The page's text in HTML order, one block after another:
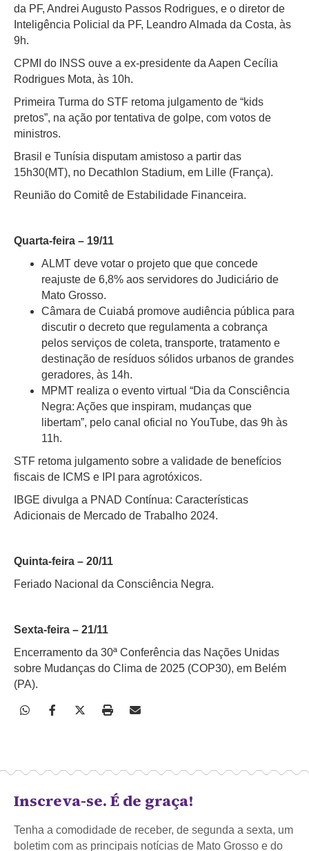
da PF, Andrei Augusto Passos Rodrigues, e o diretor de
Inteligência Policial da PF, Leandro Almada da Costa, às
9h.
CPMI do INSS ouve a ex-presidente da Aapen Cecília
Rodrigues Mota, às 10h.
Primeira Turma do STF retoma julgamento de “kids
pretos”, na ação por tentativa de golpe, com votos de
ministros.
Brasil e Tunísia disputam amistoso a partir das
15h30(MT), no Decathlon Stadium, em Lille (França).
Reunião do Comitê de Estabilidade Financeira.
Quarta-feira – 19/11
ALMT deve votar o projeto que que concede
reajuste de 6,8% aos servidores do Judiciário de
Mato Grosso.
Câmara de Cuiabá promove audiência pública para
discutir o decreto que regulamenta a cobrança
pelos serviços de coleta, transporte, tratamento e
destinação de resíduos sólidos urbanos de grandes
geradores, às 14h.
MPMT realiza o evento virtual “Dia da Consciência
Negra: Ações que inspiram, mudanças que
libertam”, pelo canal oficial no YouTube, das 9h às
11h.
STF retoma julgamento sobre a validade de benefícios
fiscais de ICMS e IPI para agrotóxicos.
IBGE divulga a PNAD Contínua: Características
Adicionais de Mercado de Trabalho 2024.
Quinta-feira – 20/11
Feriado Nacional da Consciência Negra.
Sexta-feira – 21/11
Encerramento da 30ª Conferência das Nações Unidas
sobre Mudanças do Clima de 2025 (COP30), em Belém
(PA).
Inscreva-se. É de graça!
Tenha a comodidade de receber, de segunda a sexta, um
boletim com as principais notícias de Mato Grosso e do